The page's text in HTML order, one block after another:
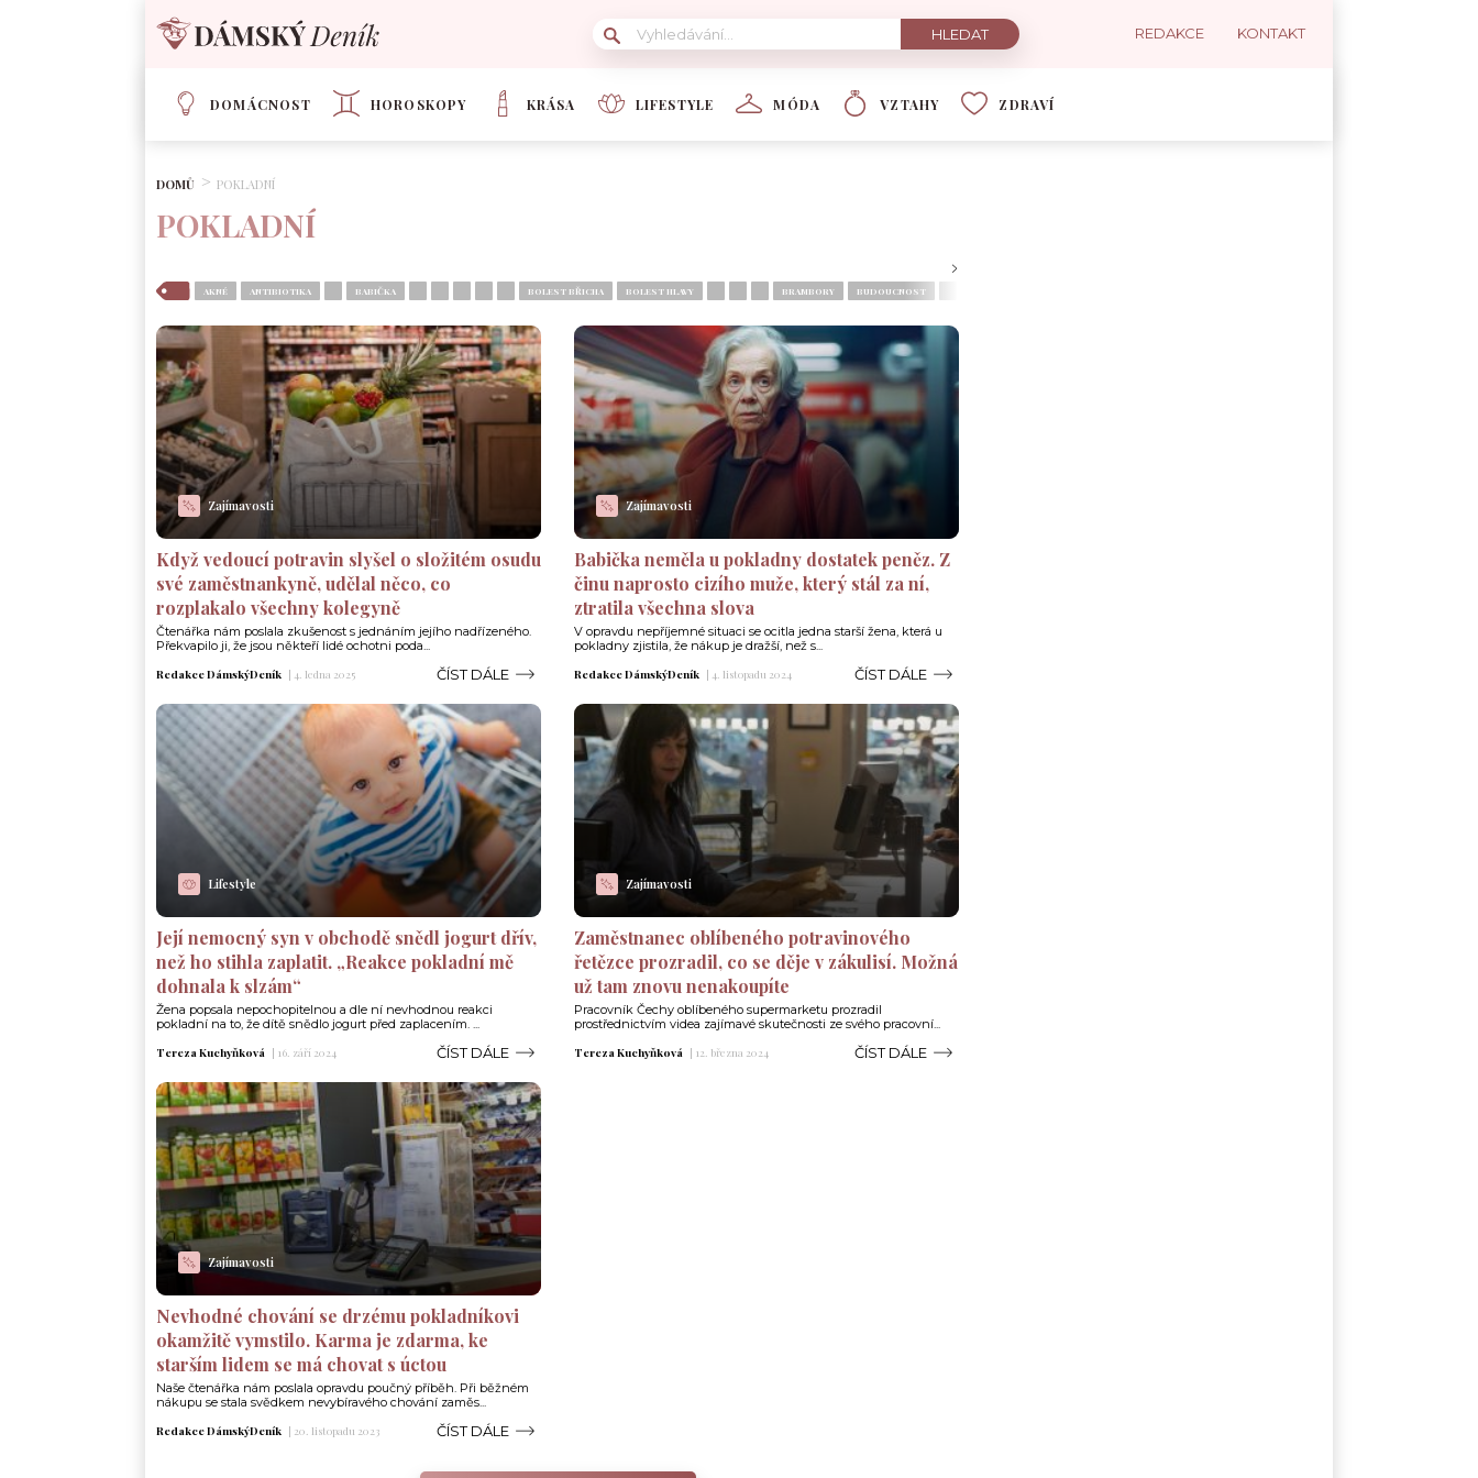
REDAKCE KONTAKT
DOMÁCNOST HOROSKOPY KRÁSA LIFESTYLE MÓDA VZTAHY ZDRAVÍ
DOMŮ POKLADNÍ
POKLADNÍ
AKNÉ ANTIBIOTIKA BABIČKA BOLEST BŘICHA BOLEST HLAVY BRAMBORY BUDOUCNOST
Zajímavosti
Když vedoucí potravin slyšel o složitém osudu
své zaměstnankyně, udělal něco, co
rozplakalo všechny kolegyně
Čtenářka nám poslala zkušenost s jednáním jejího nadřízeného.
Překvapilo ji, že jsou někteří lidé ochotni poda...
Redakce DámskýDeník | 4. ledna 2025 ČÍST DÁLE
Zajímavosti
Babička neměla u pokladny dostatek peněz. Z
činu naprosto cizího muže, který stál za ní,
ztratila všechna slova
V opravdu nepříjemné situaci se ocitla jedna starší žena, která u
pokladny zjistila, že nákup je dražší, než s...
Redakce DámskýDeník | 4. listopadu 2024 ČÍST DÁLE
Lifestyle
Její nemocný syn v obchodě snědl jogurt dřív,
než ho stihla zaplatit. „Reakce pokladní mě
dohnala k slzám“
Žena popsala nepochopitelnou a dle ní nevhodnou reakci
pokladní na to, že dítě snědlo jogurt před zaplacením. ...
Tereza Kuchyňková | 16. září 2024 ČÍST DÁLE
Zajímavosti
Zaměstnanec oblíbeného potravinového
řetězce prozradil, co se děje v zákulisí. Možná
už tam znovu nenakoupíte
Pracovník Čechy oblíbeného supermarketu prozradil
prostřednictvím videa zajímavé skutečnosti ze svého pracovní...
Tereza Kuchyňková | 12. března 2024 ČÍST DÁLE
Zajímavosti
Nevhodné chování se drzému pokladníkovi
okamžitě vymstilo. Karma je zdarma, ke
starším lidem se má chovat s úctou
Naše čtenářka nám poslala opravdu poučný příběh. Při běžném
nákupu se stala svědkem nevybíravého chování zaměs...
Redakce DámskýDeník | 20. listopadu 2023 ČÍST DÁLE